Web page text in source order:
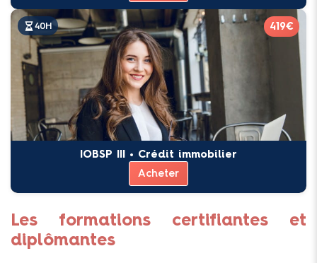
40H 419€
IOBSP III • Crédit immobilier
Acheter
Les formations certifiantes et
diplômantes